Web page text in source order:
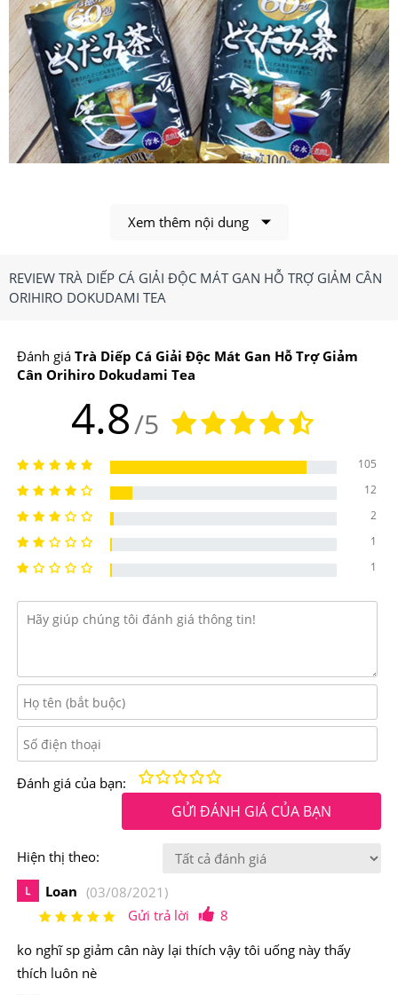
Trà diếp cá Orihiro Dokudami Tea chiết xuất 100% từ rau
Dụng, Điểm Nổi Bật Gì?
Công dụng chính của Trà Diếp Cá Orihiro Dokudami
-Giúp thải độc toàn diện cơ thể, nâng cao sức khoẻ.
-Làm mát gan, thanh nhiệt, giúp cơ thể loại bỏ độc tố
-Giảm tình trạng mụn, nhọt, mề đay, loại trừ kích ứng
hoặc cơ thể đang có ổ viêm
-Giúp da dẻ mịn màng, cơ thể thanh thoát.
Điểm nổi bật của Trà Diếp Cá Orihiro Dokudami Tea
Trà diếp cá
Orihiro Dokudami Teađược xử lí giảm vị
thơm ngon có tác dụng thanh lọc cơ thể, thải độc, sát
trùng, hỗ trợ điều cải thiện mụn nội tiết, giúp kích thích
tiêu hóa, cân bằng nội tiết tố cơ thể giúp duy trì sức
Xem thêm nội dung
REVIEW TRÀ DIẾP CÁ GIẢI ĐỘC MÁT GAN HỖ TRỢ GIẢM CÂN
ORIHIRO DOKUDAMI TEA
Đánh giá Trà Diếp Cá Giải Độc Mát Gan Hỗ Trợ Giảm
Cân Orihiro Dokudami Tea
4.8/5
105
12
2
1
1
Đánh giá của bạn: Tuyệt vời!
Rất tốt
Trung bình
Fair
Kém
GỬI ĐÁNH GIÁ CỦA BẠN
Hiện thị theo:
L Loan (03/08/2021)
Gửi trả lời
8
ko nghĩ sp giảm cân này lại thích vậy tôi uống này thấy
thích luôn nè